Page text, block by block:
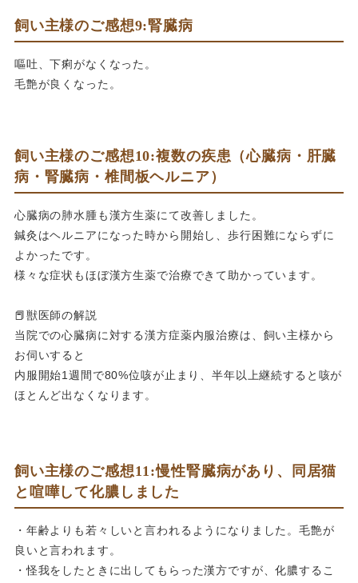
飼い主様のご感想9:腎臓病
嘔吐、下痢がなくなった。
毛艶が良くなった。
飼い主様のご感想10:複数の疾患（心臓病・肝臓
病・腎臓病・椎間板ヘルニア）
心臓病の肺水腫も漢方生薬にて改善しました。
鍼灸はヘルニアになった時から開始し、歩行困難にならずに
よかったです。
様々な症状もほぼ漢方生薬で治療できて助かっています。
📕獣医師の解説
当院での心臓病に対する漢方症薬内服治療は、飼い主様から
お伺いすると
内服開始1週間で80%位咳が止まり、半年以上継続すると咳が
ほとんど出なくなります。
飼い主様のご感想11:慢性腎臓病があり、同居猫
と喧嘩して化膿しました
・年齢よりも若々しいと言われるようになりました。毛艶が
良いと言われます。
・怪我をしたときに出してもらった漢方ですが、化膿するこ